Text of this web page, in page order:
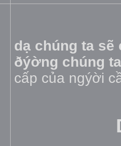
dạ chúng ta
ðýờng chúng
cấp của ngýời